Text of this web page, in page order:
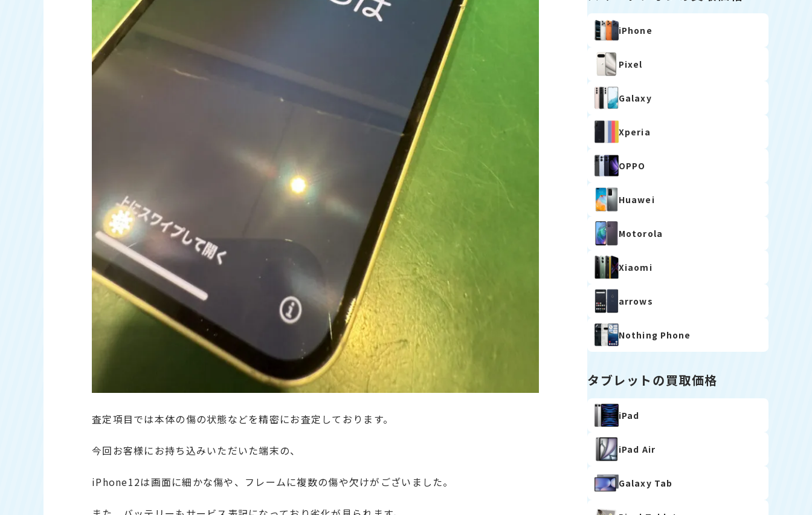
査定項目では本体の傷の状態などを精密にお査定しております。
今回お客様にお持ち込みいただいた端末の、
iPhone12は画面に細かな傷や、フレームに複数の傷や欠けがございました。
iPhone
Pixel
Galaxy
Xperia
OPPO
Huawei
Motorola
Xiaomi
arrows
Nothing Phone
タブレットの買取価格
iPad
iPad Air
Galaxy Tab